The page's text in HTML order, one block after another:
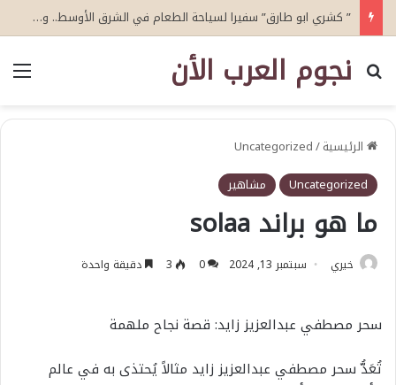
قوة الشاي الأخضر.. غسول Face Time الخيار الأمثل لتهدئة تهيج البشرة
نجوم العرب الأن
بحث عن
الرئيسية/
Uncategorized
Uncategorized
مشاهير
ما هو براند solaa
خيري سبتمبر 13, 2024 0
3 دقيقة واحدة
سحر مصطفي عبدالعزيز زايد: قصة نجاح ملهمة
تُعَدُّ سحر مصطفي عبدالعزيز زايد مثالاً يُحتذى به في عالم